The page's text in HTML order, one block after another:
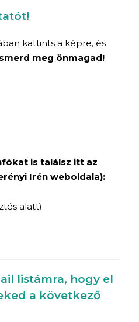
kattints a képre, és
meg önmagad!
is találsz itt az
Irén weboldala):
alatt)
listámra, hogy el
a következő